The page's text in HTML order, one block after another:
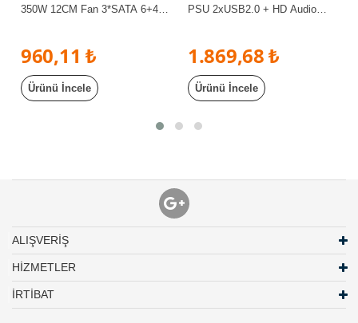
350W 12CM Fan 3*SATA 6+4
960,11 ₺
Ürünü İncele
PSU 2xUSB2.0 + HD Audio
1.869,68 ₺
Ürünü İncele
ALIŞVERİŞ
HİZMETLER
İRTİBAT